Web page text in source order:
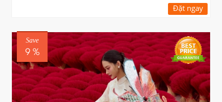
Đặt ngay
Save
9 %